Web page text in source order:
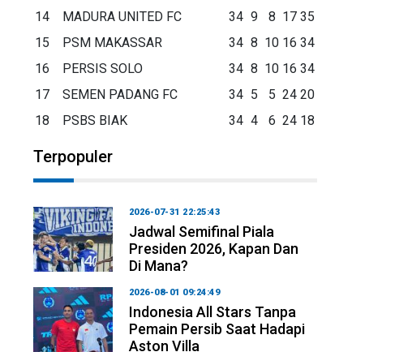
14
MADURA UNITED FC 34 9 8 17 35
15
PSM MAKASSAR 34 8 10 16 34
16
PERSIS SOLO 34 8 10 16 34
17
SEMEN PADANG FC 34 5 5 24 20
18
PSBS BIAK 34 4 6 24 18
Terpopuler
2026-07-31 22:25:43
Jadwal Semifinal Piala
Presiden 2026, Kapan Dan
Di Mana?
2026-08-01 09:24:49
Indonesia All Stars Tanpa
Pemain Persib Saat Hadapi
Aston Villa